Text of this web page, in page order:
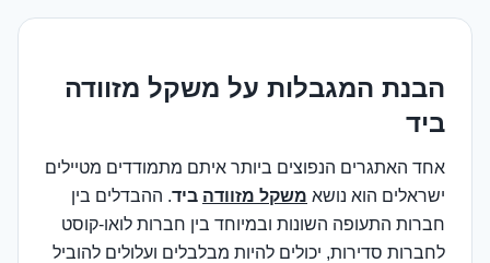
הבנת המגבלות על משקל מזוודה
ביד
אחד האתגרים הנפוצים ביותר איתם מתמודדים מטיילים
ישראלים הוא נושא משקל מזוודה ביד. ההבדלים בין
חברות התעופה השונות ובמיוחד בין חברות לואו-קוסט
לחברות סדירות, יכולים להיות מבלבלים ועלולים להוביל